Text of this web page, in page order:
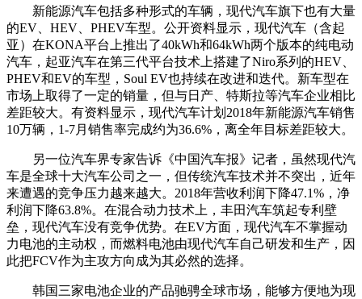
新能源汽车包括多种形式的车辆，现代汽车旗下也有大量
的EV、HEV、PHEV车型。公开资料显示，现代汽车（含起
亚）在KONA平台上推出了40kWh和64kWh两个版本的纯电动
汽车，起亚汽车在第三代平台技术上搭建了Niro系列的HEV、
PHEV和EV的车型，Soul EV也持续在改进和迭代。新车型在
市场上取得了一定的销量，但与日产、特斯拉等汽车企业相比
差距较大。有资料显示，现代汽车计划2018年新能源汽车销售
10万辆，1-7月销售率完成约为36.6%，离全年目标差距较大。
另一位汽车界专家告诉《中国汽车报》记者，虽然现代汽
车是全球十大汽车公司之一，但传统汽车技术并不突出，近年
来遭遇的竞争压力越来越大。2018年营收利润下降47.1%，净
利润下降63.8%。在混合动力技术上，丰田汽车筑起专利壁
垒，现代汽车没有竞争优势。在EV方面，现代汽车不掌握动
力电池的主动权，而燃料电池由现代汽车自己研发和生产，因
此把FCV作为主攻方向成为其必然的选择。
韩国三家电池企业的产品驰骋全球市场，能够方便地为现